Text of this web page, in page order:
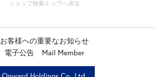
お客様への重要なお知らせ
電子公告
Mail Member